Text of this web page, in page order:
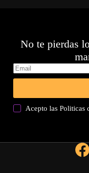
No te pierdas
Acepto lasPoliticas